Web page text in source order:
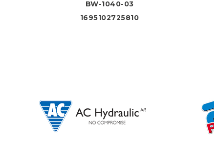
BW-1040-03
1695102725810